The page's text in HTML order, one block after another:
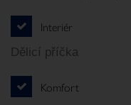
Interiér
Dělicí příčka
Komfort